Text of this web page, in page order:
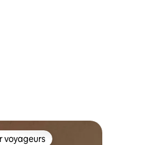
voyageurs